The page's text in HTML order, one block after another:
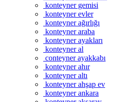
konteyner gemisi
konteyner evler
konteyner ağırlığı
konteyner araba
konteyner ayakları
konteyner al
conteyner ayakkabı
konteyner ahır
konteyner altı
konteyner ahşap ev
konteyner ankara